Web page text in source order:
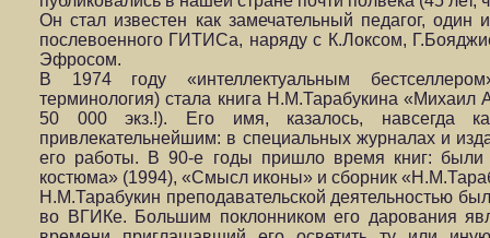
Он стал известен как замечательный педагог,
послевоенного ГИТИСа, наряду с К.Локсом,
Эфросом.
В 1974 году «интеллектуальным
терминология) стала книга Н.М.Тарабукина
50 000 экз.!). Его имя, казалось, навсегда
привлекательнейшим: в специальных журналах и
его работы. В 90-е годы пришло время книг: были
костюма» (1994), «Смысл иконы» и сборник
Н.М.Тарабукин преподавательской деятельностью
во ВГИКе. Большим поклонником его дарования